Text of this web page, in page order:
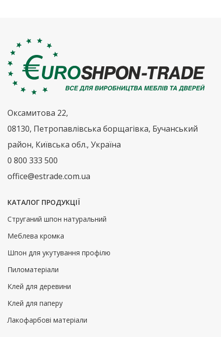
Оксамитова 22,
08130, Петропавлівська борщагівка, Бучанський
район, Київська обл., Україна
0 800 333 500
office@estrade.com.ua
КАТАЛОГ ПРОДУКЦІЇ
Струганий шпон натуральний
Меблева кромка
Шпон для укутування профілю
Пиломатеріали
Клей для деревини
Клей для паперу
Лакофарбові матеріали